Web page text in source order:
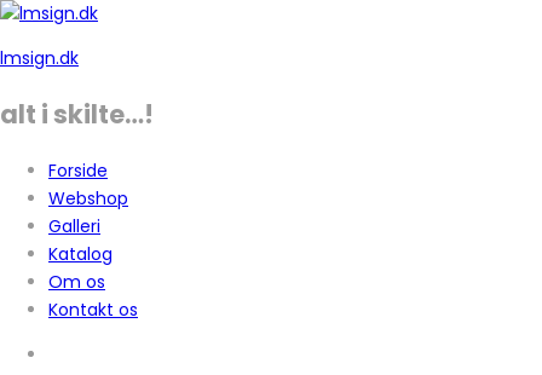
lmsign.dk
alt i skilte…!
Forside
Webshop
Galleri
Katalog
Om os
Kontakt os